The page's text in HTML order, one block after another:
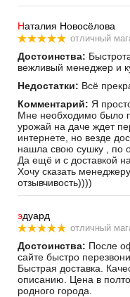
Наталия Новосёлова
отличный
Достоинства:
вежливый менеджер и
Недостатки: Всё
Комментарий: Я
Мне необходимо было
урожай на даче ждет
интернете, но везде
нашла свою сушку , по
Да ещё и с доставкой
Хочу сказать
отзывчивость))))
эдуард
отличный
Достоинства: После
сайте быстро
Быстрая доставка.
описанию. Цена в
родного города.